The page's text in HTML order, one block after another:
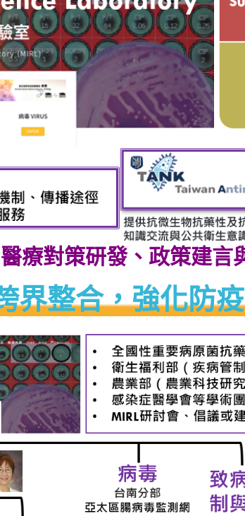
療對策研發、政策建言
界整合，強化防